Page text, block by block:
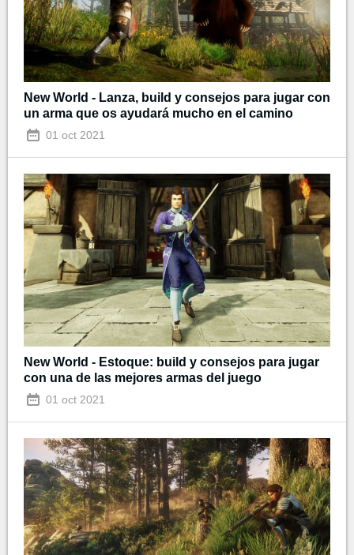
New World - Lanza, build y consejos para jugar con
un arma que os ayudará mucho en el camino
01 oct 2021
New World - Estoque: build y consejos para jugar
con una de las mejores armas del juego
01 oct 2021